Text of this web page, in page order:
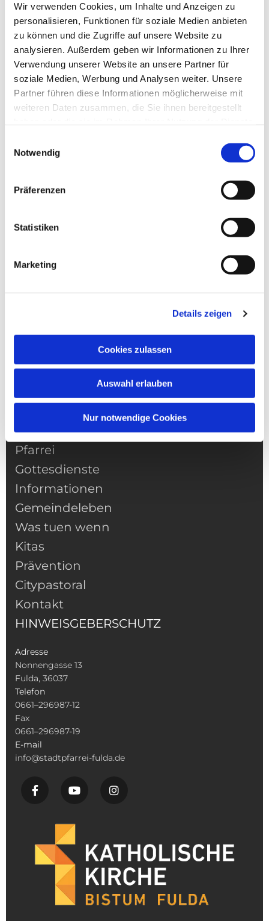
Wir verwenden Cookies, um Inhalte und Anzeigen zu
personalisieren, Funktionen für soziale Medien anbieten
zu können und die Zugriffe auf unsere Website zu
analysieren. Außerdem geben wir Informationen zu Ihrer
Verwendung unserer Website an unsere Partner für
soziale Medien, Werbung und Analysen weiter. Unsere
Partner führen diese Informationen möglicherweise mit
weiteren Daten zusammen, die Sie ihnen bereitgestellt
Notwendig
Präferenzen
Statistiken
Marketing
Details zeigen
Cookies zulassen
Auswahl erlauben
Nur notwendige Cookies
Dies könnte Sie auch
interessieren
NAVIGATION
Pfarrei
Gottesdienste
Informationen
Gemeindeleben
Was tuen wenn
Kitas
Prävention
Citypastoral
Kontakt
HINWEISGEBERSCHUTZ
Adresse
Nonnengasse 13
Fulda, 36037
Telefon
0661–296987-12
Fax
0661–296987-19
E-mail
info@stadtpfarrei-fulda.de